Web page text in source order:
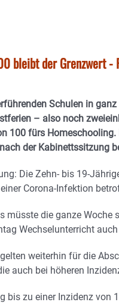
bleibt der Grenzwert -
Schulen in
– also noch
100 fürs
der Kabinettssitzung
Die Zehn- bis 19-
Corona-Infektion
müsste die ganze Woche
Wechselunterricht
weiterhin für die
auch bei höheren
zu einer Inzidenz von